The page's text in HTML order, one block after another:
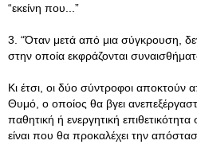
“εκείνη που...”
3. “Όταν μετά από μια σύγκρουση,
στην οποία εκφράζονται
Κι έτσι, οι δύο σύντροφοι αποκτούν
Θυμό, ο οποίος θα βγει
παθητική ή ενεργητική
είναι που θα προκαλέχει την